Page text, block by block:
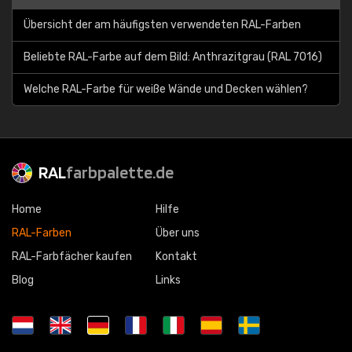
Übersicht der am häufigsten verwendeten RAL-Farben
Beliebte RAL-Farbe auf dem Bild: Anthrazitgrau (RAL 7016)
Welche RAL-Farbe für weiße Wände und Decken wählen?
RALfarbpalette.de
Home
RAL-Farben
RAL-Farbfächer kaufen
Blog
Hilfe
Über uns
Kontakt
Links